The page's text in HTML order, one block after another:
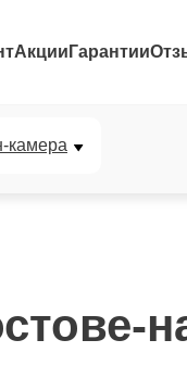
Акции Гарантии
камера